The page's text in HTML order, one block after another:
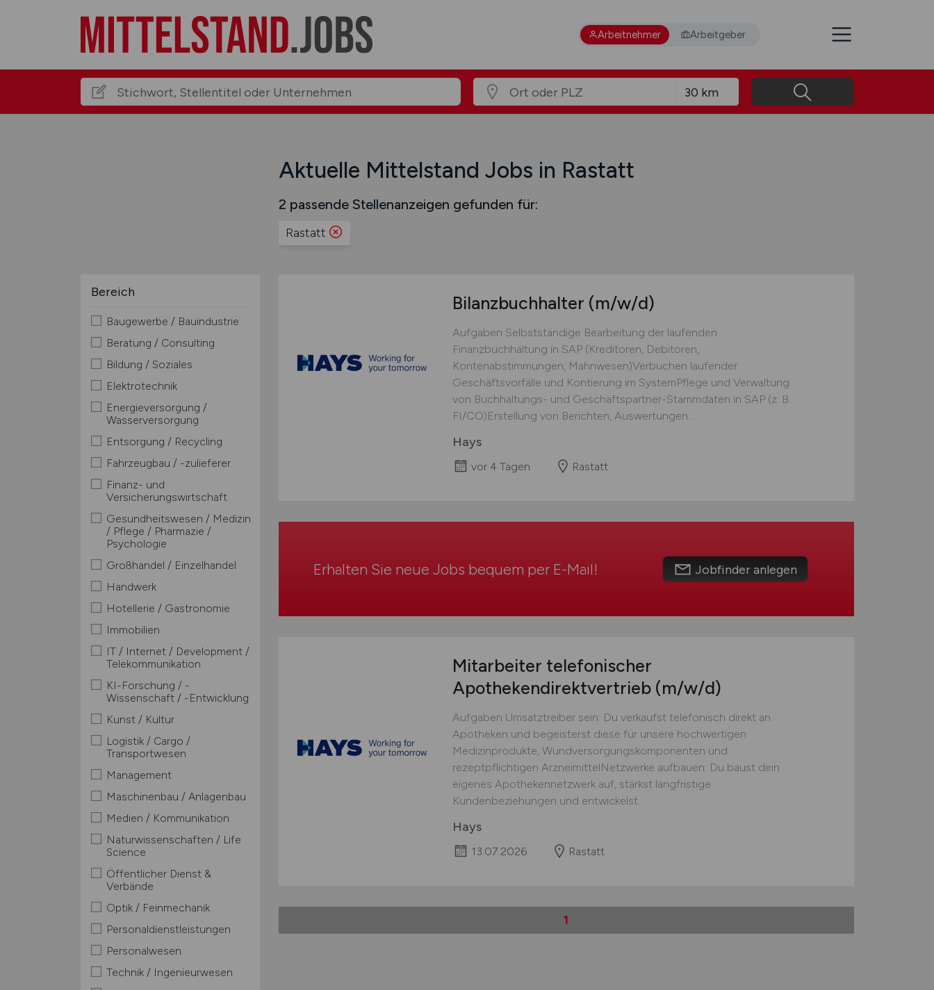
Arbeitnehmer Arbeitgeber
Aktuelle Mittelstand Jobs in Rastatt
2 passende Stellenanzeigen gefunden für:
Rastatt
Bereich
Baugewerbe / Bauindustrie
Beratung / Consulting
Bildung / Soziales
Elektrotechnik
Energieversorgung /
Wasserversorgung
Entsorgung / Recycling
Fahrzeugbau / -zulieferer
Finanz- und
Versicherungswirtschaft
Gesundheitswesen / Medizin
/ Pflege / Pharmazie /
Psychologie
Großhandel / Einzelhandel
Handwerk
Hotellerie / Gastronomie
Immobilien
IT / Internet / Development /
Telekommunikation
KI-Forschung / -
Wissenschaft / -Entwicklung
Kunst / Kultur
Logistik / Cargo /
Transportwesen
Management
Maschinenbau / Anlagenbau
Medien / Kommunikation
Naturwissenschaften / Life
Science
Öffentlicher Dienst &
Verbände
Optik / Feinmechanik
Personaldienstleistungen
Personalwesen
Technik / Ingenieurwesen
Bilanzbuchhalter (m/w/d)
Aufgaben Selbstständige Bearbeitung der laufenden
Finanzbuchhaltung in SAP (Kreditoren, Debitoren,
Kontenabstimmungen, Mahnwesen)Verbuchen laufender
Geschäftsvorfälle und Kontierung im SystemPflege und Verwaltung
von Buchhaltungs- und Geschäftspartner-Stammdaten in SAP (z. B.
FI/CO)Erstellung von Berichten, Auswertungen...
Hays
vor 4 Tagen Rastatt
Erhalten Sie neue Jobs bequem per E-Mail! Jobfinder anlegen
Mitarbeiter telefonischer
Apothekendirektvertrieb (m/w/d)
Aufgaben Umsatztreiber sein: Du verkaufst telefonisch direkt an
Apotheken und begeisterst diese für unsere hochwertigen
Medizinprodukte, Wundversorgungskomponenten und
rezeptpflichtigen ArzneimittelNetzwerke aufbauen: Du baust dein
eigenes Apothekennetzwerk auf, stärkst langfristige
Kundenbeziehungen und entwickelst...
Hays
13.07.2026 Rastatt
1